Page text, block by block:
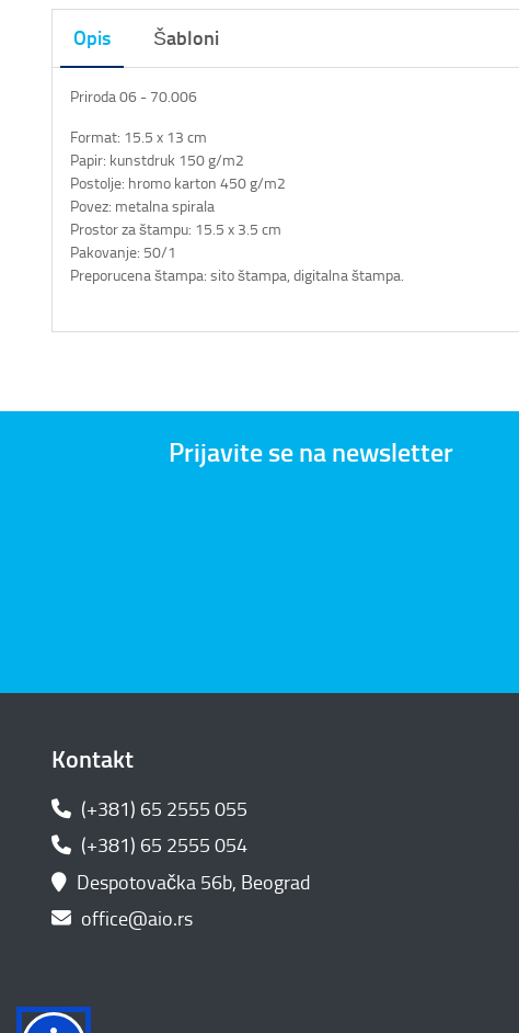
Opis Šabloni
Priroda 06 - 70.006
Format: 15.5 x 13 cm
Papir: kunstdruk 150 g/m2
Postolje: hromo karton 450 g/m2
Povez: metalna spirala
Prostor za štampu: 15.5 x 3.5 cm
Pakovanje: 50/1
Preporucena štampa: sito štampa, digitalna štampa.
Prijavite se na newsletter
Kontakt
(+381) 65 2555 055
(+381) 65 2555 054
Despotovačka 56b, Beograd
office@aio.rs